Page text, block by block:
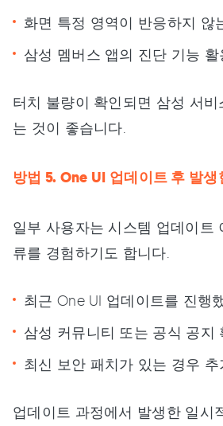
화면 특정 영역이 반응하지 않
삼성 멤버스 앱의 진단 기능 활
터치 불량이 확인되면 삼성 서
는 것이 좋습니다.
방법 5. One UI 업데이트 후 발
일부 사용자는 시스템 업데이트
류를 경험하기도 합니다.
최근 One UI 업데이트를 진행
삼성 커뮤니티 또는 공식 공지
최신 보안 패치가 있는 경우
업데이트 과정에서 발생한 일시